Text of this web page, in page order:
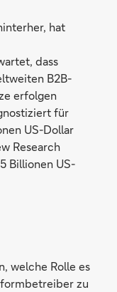
hat
dass
B2B-
erfolgen
für
US-Dollar
Research
Billionen US-
welche Rolle es
zu